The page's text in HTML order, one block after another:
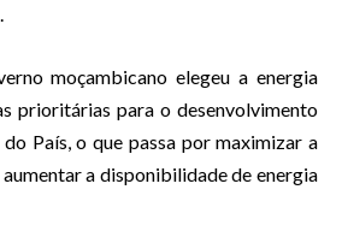
moçambicano elegeu a energia
prioritárias para o desenvolvimento
País, o que passa por maximizar a
a disponibilidade de energia